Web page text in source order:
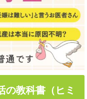
の教科書（ヒミ